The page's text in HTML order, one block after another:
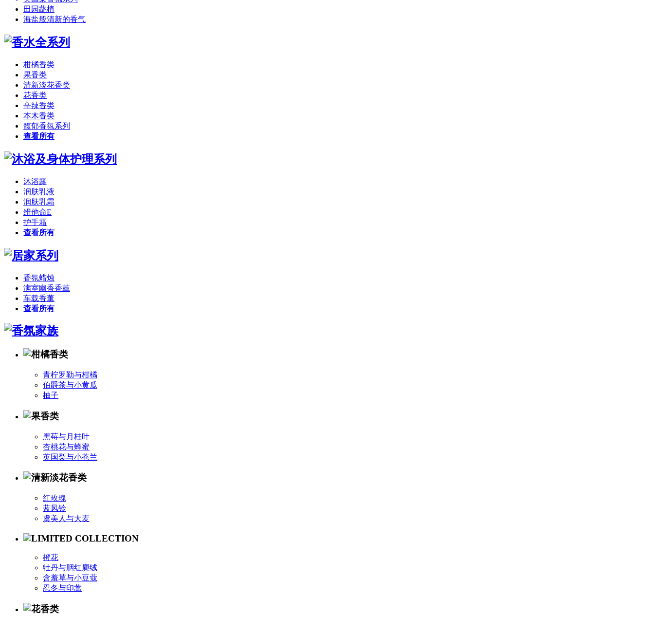
田园蔬植
海盐般清新的香气
柑橘香类
果香类
清新淡花香类
花香类
辛辣香类
本木香类
馥郁香氛系列
查看所有
沐浴露
润肤乳液
润肤乳霜
维他命E
护手霜
查看所有
香氛蜡烛
满室幽香香薰
车载香薰
查看所有
青柠罗勒与柑橘
伯爵茶与小黄瓜
柚子
黑莓与月桂叶
杏桃花与蜂蜜
英国梨与小苍兰
红玫瑰
蓝风铃
虞美人与大麦
橙花
牡丹与胭红麂绒
含羞草与小豆蔻
忍冬与印蒿